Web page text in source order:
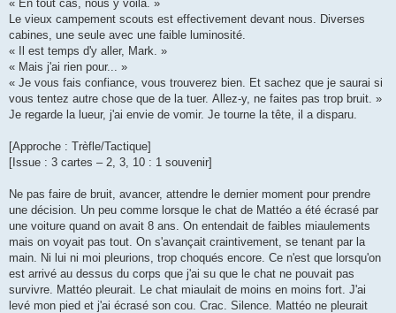
« En tout cas, nous y voilà. »
Le vieux campement scouts est effectivement devant nous. Diverses
cabines, une seule avec une faible luminosité.
« Il est temps d'y aller, Mark. »
« Mais j'ai rien pour... »
« Je vous fais confiance, vous trouverez bien. Et sachez que je saurai si
vous tentez autre chose que de la tuer. Allez-y, ne faites pas trop bruit. »
Je regarde la lueur, j'ai envie de vomir. Je tourne la tête, il a disparu.
[Approche : Trèfle/Tactique]
[Issue : 3 cartes – 2, 3, 10 : 1 souvenir]
Ne pas faire de bruit, avancer, attendre le dernier moment pour prendre
une décision. Un peu comme lorsque le chat de Mattéo a été écrasé par
une voiture quand on avait 8 ans. On entendait de faibles miaulements
mais on voyait pas tout. On s'avançait craintivement, se tenant par la
main. Ni lui ni moi pleurions, trop choqués encore. Ce n'est que lorsqu'on
est arrivé au dessus du corps que j'ai su que le chat ne pouvait pas
survivre. Mattéo pleurait. Le chat miaulait de moins en moins fort. J'ai
levé mon pied et j'ai écrasé son cou. Crac. Silence. Mattéo ne pleurait